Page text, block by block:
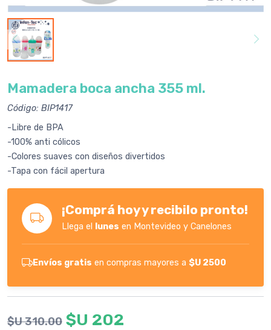
Mamadera boca ancha 355 ml.
Código: BIP1417
-Libre de BPA
-100% anti cólicos
-Colores suaves con diseños divertidos
-Tapa con fácil apertura
¡Comprá hoy y recibilo pronto!
Llega el lunes en Montevideo y Canelones
Envíos gratis en compras mayores a $U 2500
$U 310.00 $U 202